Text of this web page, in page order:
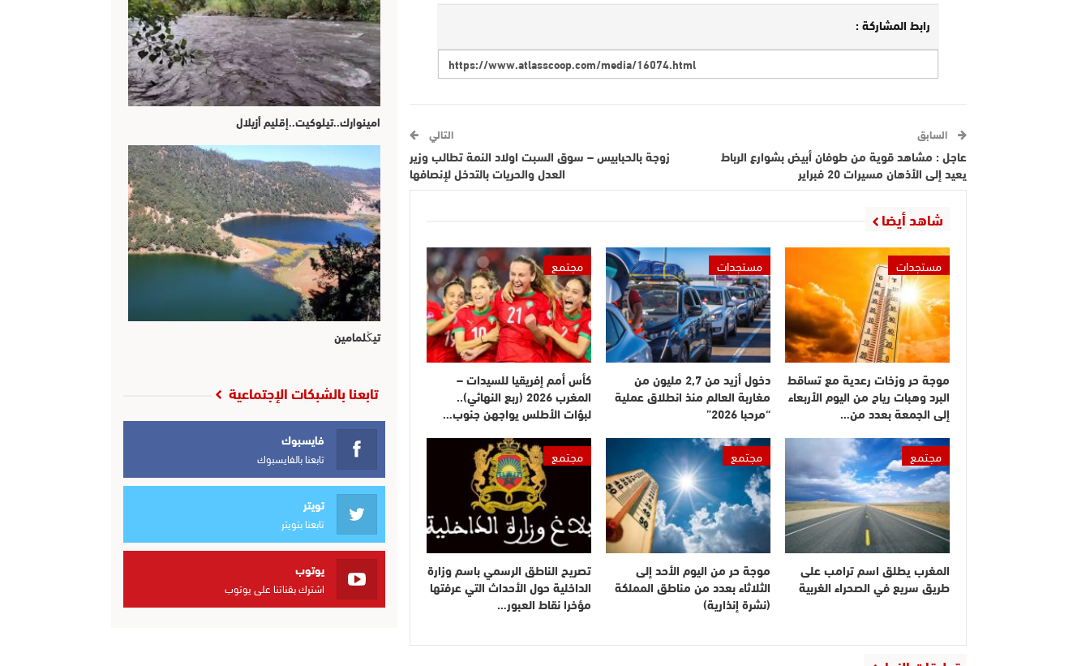
رابط المشاركة :
السابق
عاجل : مشاهد قوية من طوفان أبيض بشوارع الرباط
يعيد إلى الأذهان مسيرات 20 فبراير
التالي
زوجة بالحبابيس – سوق السبت اولاد النمة تطالب وزير
العدل والحريات بالتدخل لإنصافها
شاهد أيضا
مستجدات
موجة حر وزخات رعدية مع تساقط
البرد وهبات رياح من اليوم الأربعاء
إلى الجمعة بعدد من…
مستجدات
دخول أزيد من 2,7 مليون من
مغاربة العالم منذ انطلاق عملية
“مرحبا 2026”
مجتمع
كأس أمم إفريقيا للسيدات –
المغرب 2026 (ربع النهائي)..
لبؤات الأطلس يواجهن جنوب…
مجتمع
المغرب يطلق اسم ترامب على
طريق سريع في الصحراء الغربية
مجتمع
موجة حر من اليوم الأحد إلى
الثلاثاء بعدد من مناطق المملكة
(نشرة إنذارية)
مجتمع
تصريح الناطق الرسمي باسم وزارة
الداخلية حول الأحداث التي عرفتها
مؤخرا نقاط العبور…
امينوارك..تيلوكيت..إقليم أزيلال
تيڭلمامين
تابعنا بالشبكات الإجتماعية
فايسبوك
تابعنا بالفايسبوك
تويتر
تابعنا بتويتر
يوتوب
اشترك بقناتنا على يوتوب